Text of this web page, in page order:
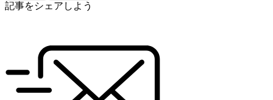
記事をシェアしよう